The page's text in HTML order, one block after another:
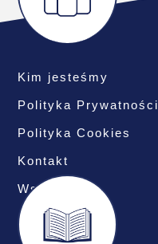
Kim jesteśmy
Polityka Prywatności
Polityka Cookies
Kontakt
Współpraca